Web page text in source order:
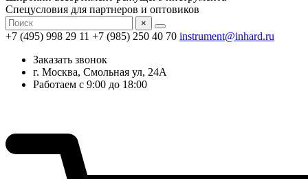
Спецусловия для партнеров и оптовиков
×
+7 (495) 998 29 11 +7 (985) 250 40 70 instrument@inhard.ru
Заказать звонок
г. Москва, Смольная ул, 24А
Работаем с 9:00 до 18:00